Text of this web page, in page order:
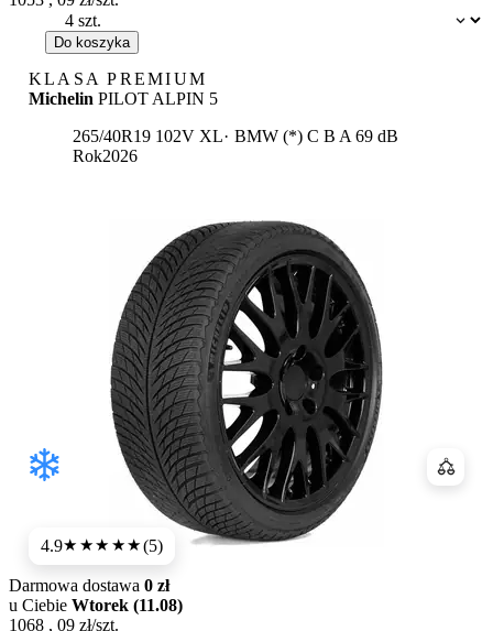
Dostępność:
Do koszyka
KLASA PREMIUM
Michelin PILOT ALPIN 5
265/40R19 102V XL
BMW (*) Etykieta:
C B A 69 dB
Rok2026
4.9★★★★★(5)
Darmowa dostawa 0 zł
u Ciebie Wtorek (11.08)
1068 , 09 zł/szt.